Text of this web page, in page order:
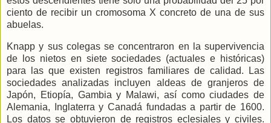
ciento de recibir un cromosoma X concreto de una de sus
abuelas.
Knapp y sus colegas se concentraron en la supervivencia
de los nietos en siete sociedades (actuales e históricas)
para las que existen registros familiares de calidad. Las
sociedades analizadas incluyen aldeas de granjeros de
Japón, Etiopía, Gambia y Malawi, así como ciudades de
Alemania, Inglaterra y Canadá fundadas a partir de 1600.
Los datos se obtuvieron de registros eclesiales y civiles.